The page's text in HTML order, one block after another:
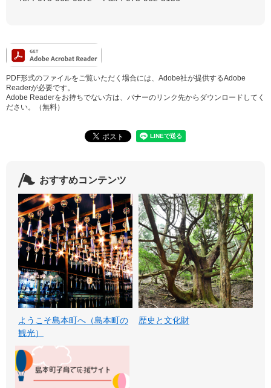
PDF形式のファイルをご覧いただく場合には、Adobe社が提供するAdobe
Readerが必要です。
Adobe Readerをお持ちでない方は、バナーのリンク先からダウンロードしてく
ださい。（無料）
おすすめコンテンツ
ようこそ島本町へ（島本町の
観光）
歴史と文化財